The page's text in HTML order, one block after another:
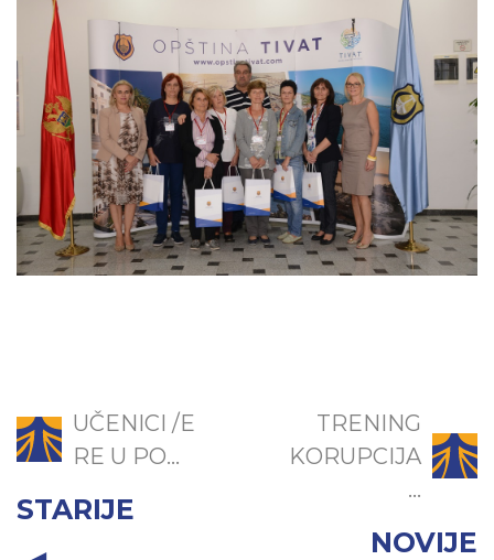
UČENICI /E
RE U PO...
STARIJE
TRENING
KORUPCIJA
...
NOVIJE